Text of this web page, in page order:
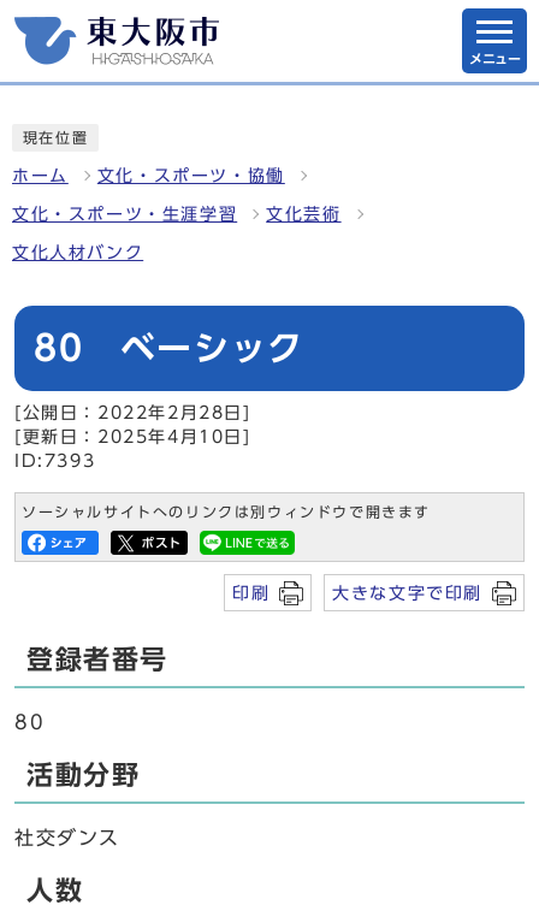
メニュー
現在位置
ホーム 文化・スポーツ・協働
文化・スポーツ・生涯学習 文化芸術
文化人材バンク
80 ベーシック
[公開日：2022年2月28日]
[更新日：2025年4月10日]
ID:7393
ソーシャルサイトへのリンクは別ウィンドウで開きます
印刷 大きな文字で印刷
登録者番号
80
活動分野
社交ダンス
人数